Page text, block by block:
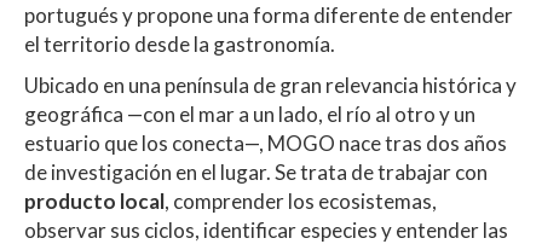
portugués y propone una forma diferente de entender
el territorio desde la gastronomía.
Ubicado en una península de gran relevancia histórica y
geográfica —con el mar a un lado, el río al otro y un
estuario que los conecta—, MOGO nace tras dos años
de investigación en el lugar. Se trata de trabajar con
producto local, comprender los ecosistemas,
observar sus ciclos, identificar especies y entender las